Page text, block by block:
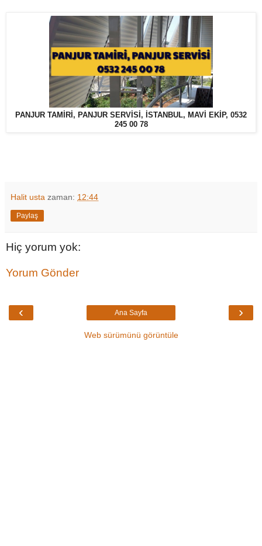
PANJUR TAMİRİ, PANJUR SERVİSİ, İSTANBUL, MAVİ EKİP, 0532
245 00 78
Halit usta zaman: 12:44
Paylaş
Hiç yorum yok:
Yorum Gönder
‹ ›
Ana Sayfa
Web sürümünü görüntüle